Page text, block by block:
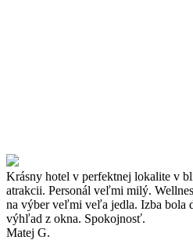
Krásny hotel v perfektnej lokalite v
atrakcii. Personál veľmi milý.
na výber veľmi veľa jedla. Izba bola
výhľad z okna. Spokojnosť.
Matej G.